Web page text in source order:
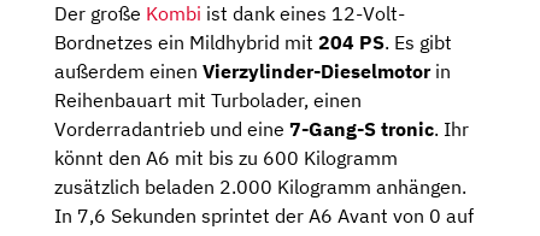
Der große Kombi ist dank eines 12-Volt-
Bordnetzes ein Mildhybrid mit 204 PS. Es gibt
außerdem einen Vierzylinder-Dieselmotorin
Reihenbauart mit Turbolader, einen
Vorderradantrieb und eine 7-Gang-S tronic. Ihr
könnt den A6 mit bis zu 600 Kilogramm
zusätzlich beladen 2.000 Kilogramm anhängen.
In 7,6 Sekunden sprintet der A6 Avant von 0 auf